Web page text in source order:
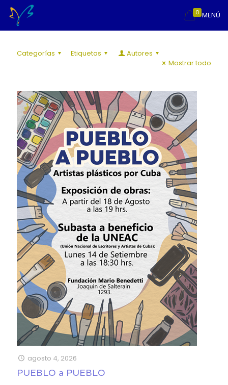
MENÚ
0
Categorías Etiquetas
Autores
Mostrar todo
agosto 4, 2026
PUEBLO a PUEBLO